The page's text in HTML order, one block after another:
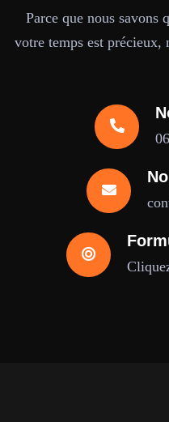
Parce que nous savons
votre temps est